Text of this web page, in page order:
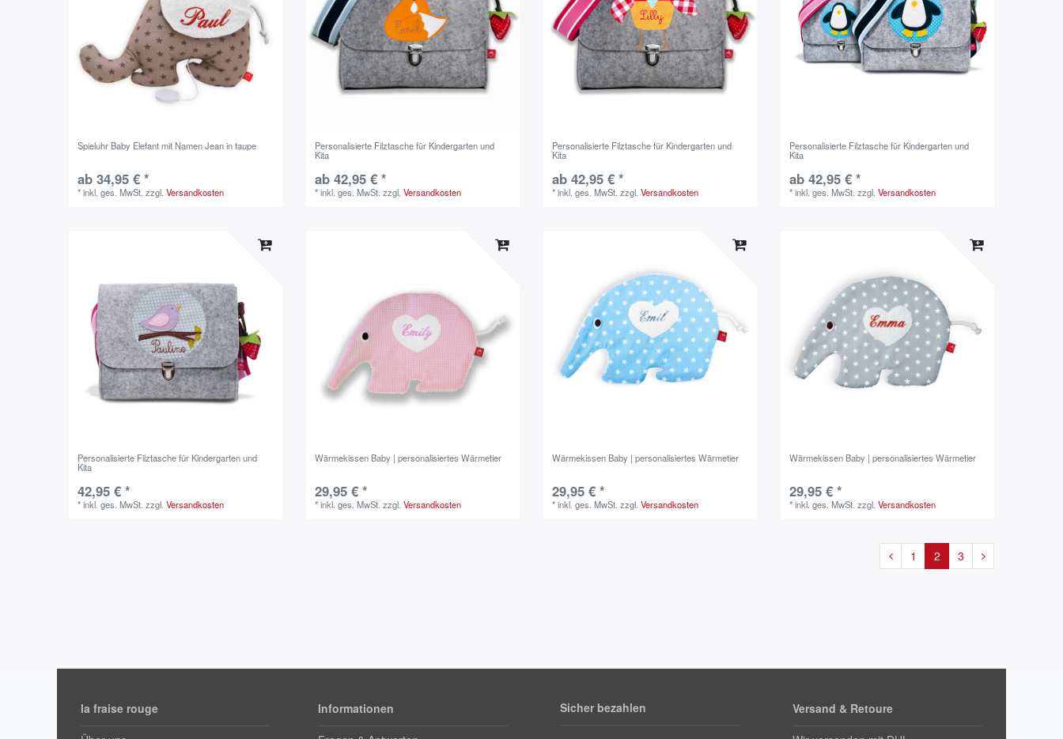
Spieluhr Baby Elefant mit Namen Jean in taupe
ab 34,95 € *
*inkl. ges. MwSt. zzgl.Versandkosten
Personalisierte Filztasche für Kindergarten und
Kita
ab 42,95 € *
*inkl. ges. MwSt. zzgl.Versandkosten
Personalisierte Filztasche für Kindergarten und
Kita
ab 42,95 € *
*inkl. ges. MwSt. zzgl.Versandkosten
Personalisierte Filztasche für Kindergarten und
Kita
ab 42,95 € *
*inkl. ges. MwSt. zzgl.Versandkosten
Personalisierte Filztasche für Kindergarten und
Kita
42,95 € *
*inkl. ges. MwSt. zzgl.Versandkosten
Wärmekissen Baby | personalisiertes Wärmetier
29,95 € *
*inkl. ges. MwSt. zzgl.Versandkosten
Wärmekissen Baby | personalisiertes Wärmetier
29,95 € *
*inkl. ges. MwSt. zzgl.Versandkosten
Wärmekissen Baby | personalisiertes Wärmetier
29,95 € *
*inkl. ges. MwSt. zzgl.Versandkosten
1 2 3
la fraise rouge
Informationen
Sicher bezahlen
Versand & Retoure